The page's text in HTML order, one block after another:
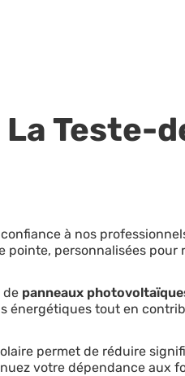
Teste-
à nos
pointe, personnalisées pour
de panneaux
énergétiques tout en
permet de réduire
votre dépendance aux